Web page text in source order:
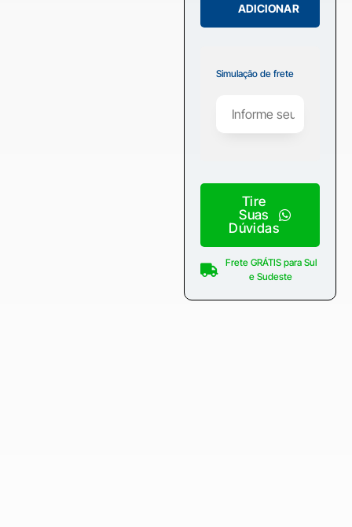
ADICIONAR
Simulação de frete
Tire
Suas
Dúvidas
Frete GRÁTIS para Sul
e Sudeste